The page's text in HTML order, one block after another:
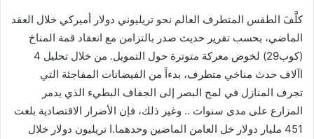
كلَّفَ الطقس المتطرف العالم نحو تريليوني دولار أميركي خلال العقد
الماضي، بحسب تقرير حديث صدر بالتزامن مع انعقاد قمة المناخ
(كوب29) لخوض معركة متوترة حول التمويل. من خلال تحليل 4
اآلاف حدث مناخي متطرف، بدءاً من الفيضانات المفاجئة التي
تجرف المنازل في لمح البصر إلى الجفاف البطيء الذي يدمر
المزارع على مدى سنوات .. وغير ذلك، فإن الأضرار الاقتصادية بلغت
451 مليار دولار خل العامن الماضين وحدهما.ا تريليون دولار خلال